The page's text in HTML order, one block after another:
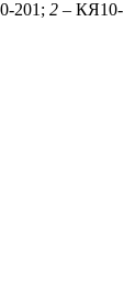
201; 2 – КЯ10-